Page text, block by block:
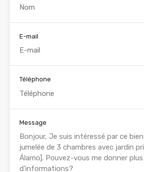
E-mail
Téléphone
Message